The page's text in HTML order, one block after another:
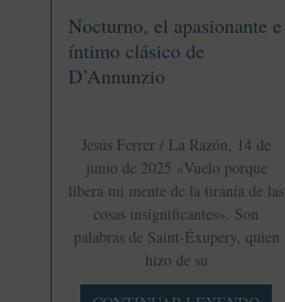
de
los
hielos
Nocturno, el apasionante e
íntimo clásico de
D’Annunzio
Jesús Ferrer / La Razón, 14 de
junio de 2025 «Vuelo porque
libera mi mente de la tiranía de las
cosas insignificantes». Son
palabras de ‎Saint-Éxupery, quien
hizo de su
Nocturno,